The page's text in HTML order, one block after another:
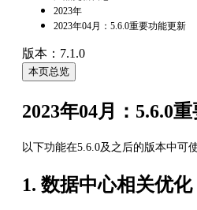
2023年
2023年04月：5.6.0重要功能更新
版本：7.1.0
本页总览
2023年04月：5.6.0
以下功能在5.6.0及之后的版本中可使
1. 数据中心相关优化